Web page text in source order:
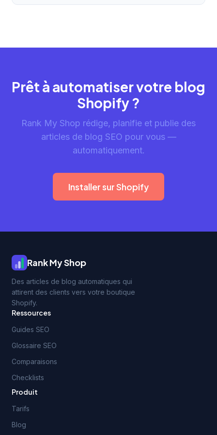
Prêt à automatiser votre blog
Shopify ?
Rank My Shop rédige, planifie et publie des
articles de blog SEO pour vous —
automatiquement.
Installer sur Shopify
Rank My Shop
Des articles de blog automatiques qui
attirent des clients vers votre boutique
Shopify.
Ressources
Guides SEO
Glossaire SEO
Comparaisons
Checklists
Produit
Tarifs
Blog